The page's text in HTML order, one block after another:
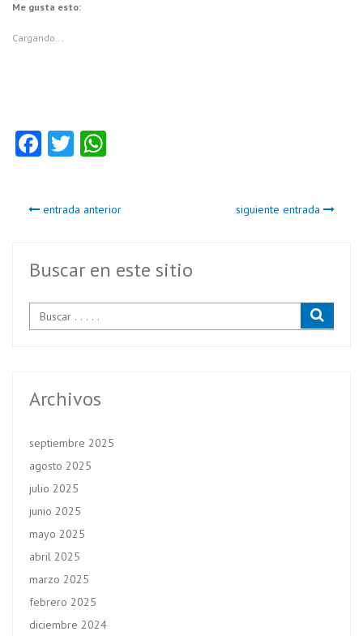
Me gusta esto:
Cargando...
Fa
o
k
T
er A
p
entrada anterior siguiente entrada
Buscar en este sitio
Archivos
septiembre 2025
agosto 2025
julio 2025
junio 2025
mayo 2025
abril 2025
marzo 2025
febrero 2025
diciembre 2024